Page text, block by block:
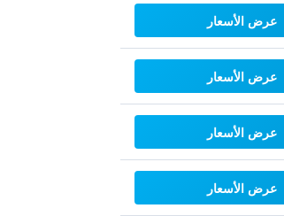
عرض الأسعار
عرض الأسعار
عرض الأسعار
عرض الأسعار